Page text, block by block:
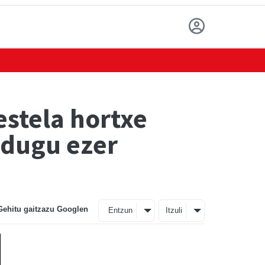
hortxe
ezer
gaitzazu Googlen Entzun Itzuli